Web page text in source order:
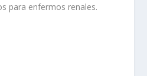
para enfermos renales.